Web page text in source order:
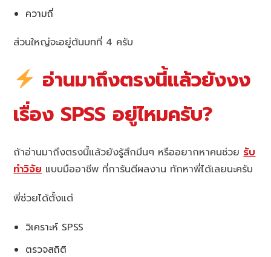
ความถี่
ส่วนใหญ่จะอยู่ต้นบทที่ 4 ครับ
อ่านมาถึงตรงนี้แล้วยังงง
เรื่อง SPSS อยู่ไหมครับ?
ถ้าอ่านมาถึงตรงนี้แล้วยังรู้สึกมึนๆ หรืออยากหาคนช่วยรับ
ทำวิจัยแบบมืออาชีพ ที่การันตีผลงาน ทักหาพี่ได้เลยนะครับ
พี่ช่วยได้ตั้งแต่
วิเคราะห์ SPSS
ตรวจสถิติ